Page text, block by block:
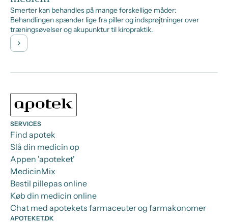
Smerter kan behandles på mange forskellige måder:
Behandlingen spænder lige fra piller og indsprøjtninger over
træningsøvelser og akupunktur til kiropraktik.
SERVICES
Find apotek
Slå din medicin op
Appen 'apoteket'
MedicinMix
Bestil pillepas online
Køb din medicin online
Chat med apotekets farmaceuter og farmakonomer
APOTEKET.DK